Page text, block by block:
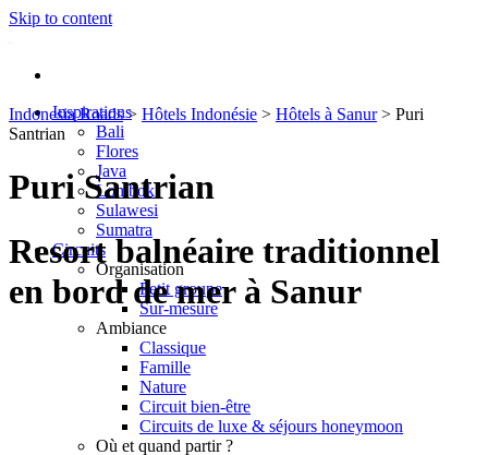
Skip to content
Inspirations
Bali
Flores
Java
Lombok
Sulawesi
Sumatra
Circuits
Organisation
Petit groupe
Sur-mesure
Ambiance
Classique
Famille
Nature
Circuit bien-être
Circuits de luxe & séjours honeymoon
Où et quand partir ?
Indonesia Roads > Hôtels Indonésie > Hôtels à Sanur > Puri
Santrian
Puri Santrian
Resort balnéaire traditionnel
en bord de mer à Sanur